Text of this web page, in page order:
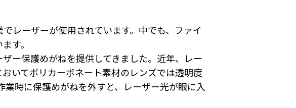
レーザーが使用されています。中でも、ファイ
す。
ー保護めがねを提供してきました。近年、レー
いてポリカーボネート素材のレンズでは透明度
時に保護めがねを外すと、レーザー光が眼に入